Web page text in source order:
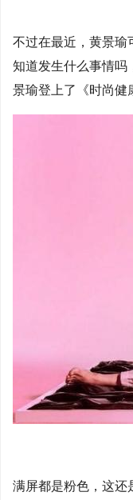
不过在最近，黄景瑜
知道发生什么事情吗
景瑜登上了《时尚健
满屏都是粉色，这还